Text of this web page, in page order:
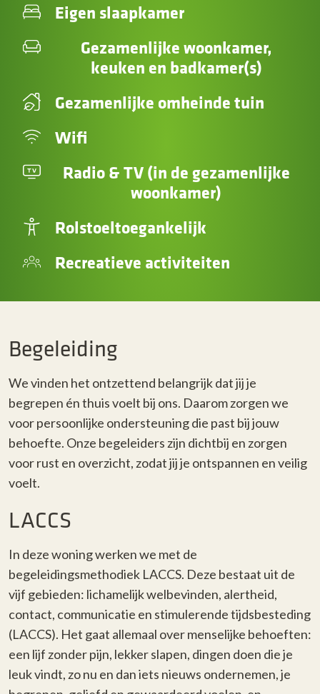
Eigen slaapkamer
Gezamenlijke woonkamer,
keuken en badkamer(s)
Gezamenlijke omheinde tuin
Wifi
Radio & TV (in de gezamenlijke
woonkamer)
Rolstoeltoegankelijk
Recreatieve activiteiten
Begeleiding
We vinden het ontzettend belangrijk dat jij je
begrepen én thuis voelt bij ons. Daarom zorgen we
voor persoonlijke ondersteuning die past bij jouw
behoefte. Onze begeleiders zijn dichtbij en zorgen
voor rust en overzicht, zodat jij je ontspannen en veilig
voelt.
LACCS
In deze woning werken we met de
begeleidingsmethodiek LACCS. Deze bestaat uit de
vijf gebieden: lichamelijk welbevinden, alertheid,
contact, communicatie en stimulerende tijdsbesteding
(LACCS). Het gaat allemaal over menselijke behoeften:
een lijf zonder pijn, lekker slapen, dingen doen die je
leuk vindt, zo nu en dan iets nieuws ondernemen, je